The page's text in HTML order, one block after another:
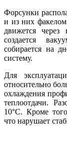
Форсунки
и из них
движется
создается
собирается на
систему.
Для
относительно
охлаждения
теплоотдачи.
10°С. Кроме
что нарушает